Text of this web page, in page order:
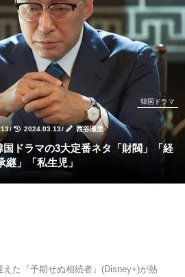
/ 2024.03.13/ 西谷瀬里
韓国ドラマ
継」「私生児」
えた『予期せぬ相続者』(Disney+)が熱